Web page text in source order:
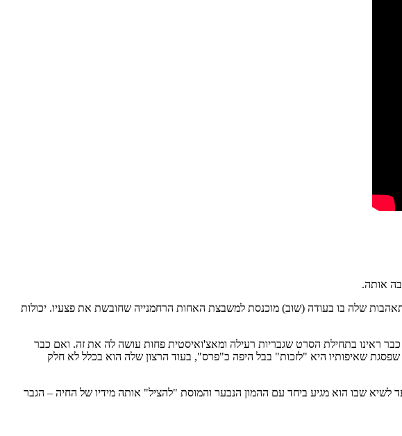
אותה.
שלה בו בעודה (שוב) מוכנסת למשבצת האחות הרחמנייה שחובשת את פצעיו. יכולות
ראינו בתחילת הסרט שגבריות רעילה ומאצ'ואיסטית פחות עושה לה את זה. ואם כבר
שאיפותיו היא "לזכות" בבל היפה כ"פרס", בעוד הרצון שלה הוא בכלל לא חלק
לשיא שבו הוא מגיע ביחד עם ההמון הנבער והמוסת "להציל" אותה מידיו של החיה – הגבר